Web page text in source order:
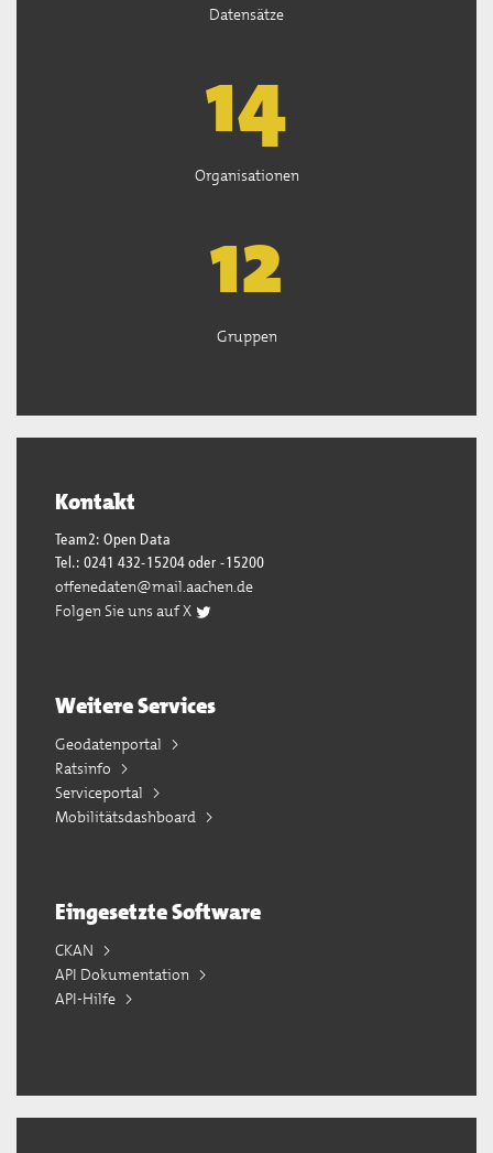
Datensätze
14
Organisationen
13
Gruppen
Kontakt
Team2: Open Data
Tel.: 0241 432-15204 oder -15200
offenedaten@mail.aachen.de
Folgen Sie uns auf X
Weitere Services
Geodatenportal
Ratsinfo
Serviceportal
Mobilitätsdashboard
Eingesetzte Software
CKAN
API Dokumentation
API-Hilfe